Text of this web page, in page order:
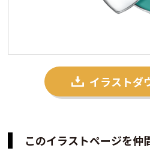
イラストダ
このイラストページを仲